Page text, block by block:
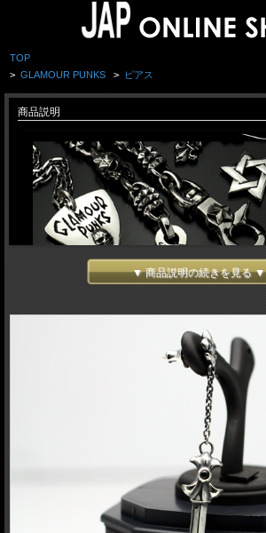
TOP
> GLAMOUR PUNKS > ピアス
商品説明
▼ 商品説明の続きを見る ▼